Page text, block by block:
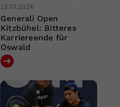
23.07.2024
Generali Open
Kitzbühel: Bitteres
Karriereende für
Oswald